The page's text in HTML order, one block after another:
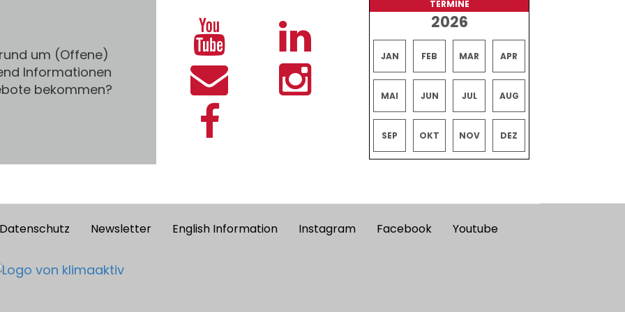
um (Offene)
Informationen
bekommen?
TERMINE
2026
JAN FEB MAR APR
MAI JUN JUL AUG
SEP OKT NOV DEZ
Datenschutz Newsletter English Information Instagram Facebook Youtube